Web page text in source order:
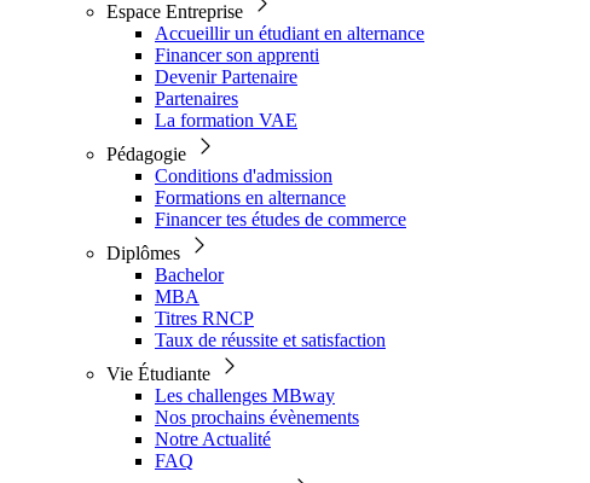
Espace Entreprise
Accueillir un étudiant en alternance
Financer son apprenti
Devenir Partenaire
Partenaires
La formation VAE
Pédagogie
Conditions d'admission
Formations en alternance
Financer tes études de commerce
Diplômes
Bachelor
MBA
Titres RNCP
Taux de réussite et satisfaction
Vie Étudiante
Les challenges MBway
Nos prochains évènements
Notre Actualité
FAQ